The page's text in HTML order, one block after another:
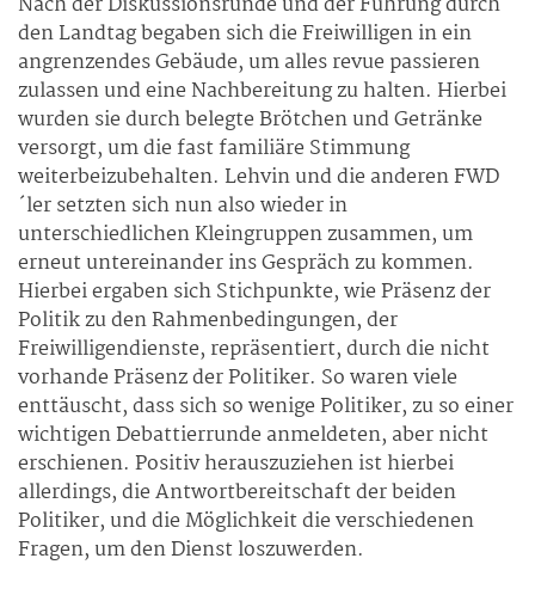
den Landtag begaben sich die Freiwilligen in ein
angrenzendes Gebäude, um alles revue passieren
zulassen und eine Nachbereitung zu halten. Hierbei
wurden sie durch belegte Brötchen und Getränke
versorgt, um die fast familiäre Stimmung
weiterbeizubehalten. Lehvin und die anderen FWD
´ler setzten sich nun also wieder in
unterschiedlichen Kleingruppen zusammen, um
erneut untereinander ins Gespräch zu kommen.
Hierbei ergaben sich Stichpunkte, wie Präsenz der
Politik zu den Rahmenbedingungen, der
Freiwilligendienste, repräsentiert, durch die nicht
vorhande Präsenz der Politiker. So waren viele
enttäuscht, dass sich so wenige Politiker, zu so einer
wichtigen Debattierrunde anmeldeten, aber nicht
erschienen. Positiv herauszuziehen ist hierbei
allerdings, die Antwortbereitschaft der beiden
Politiker, und die Möglichkeit die verschiedenen
Fragen, um den Dienst loszuwerden.